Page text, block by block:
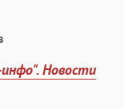
Новости